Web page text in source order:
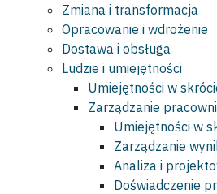
Zmiana i transformacja
Opracowanie i wdrożenie
Dostawa i obsługa
Ludzie i umiejętności
Umiejętności w
Zarządzanie
Umiejętności w
Zarządzanie
Analiza i
Doświadczenie